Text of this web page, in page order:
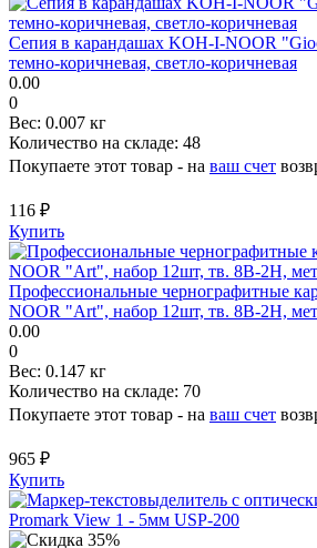
Сепия в карандашах KOH-I-NOOR
темно-коричневая, светло-коричневая
0.00
0
Вес: 0.007 кг
Количество на складе: 48
Покупаете этот товар - на ваш счет
116 ₽
Купить
Профессиональные чернографитные
NOOR "Art", набор 12шт, тв. 8В-2Н,
0.00
0
Вес: 0.147 кг
Количество на складе: 70
Покупаете этот товар - на ваш счет
965 ₽
Купить